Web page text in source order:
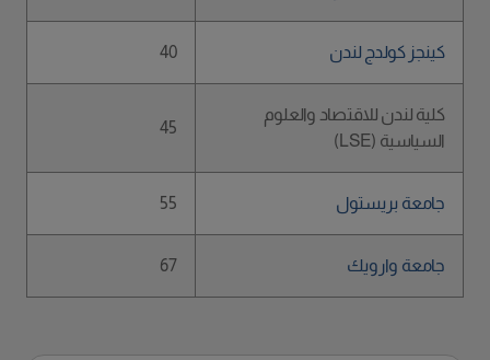
كينجز كولدج لندن 40
كلية لندن للاقتصاد والعلوم
السياسية (LSE)
45
جامعة بريستول 55
جامعة وارويك 67